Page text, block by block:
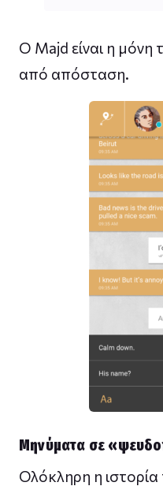
Ο Majd είναι η μόνη
από απόσταση.
Μηνύματα σε
Ολόκληρη η ιστορία